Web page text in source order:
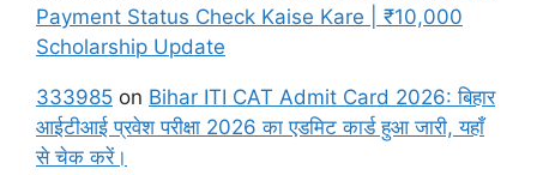
Payment Status Check Kaise Kare | ₹10,000
Scholarship Update
333985 on Bihar ITI CAT Admit Card 2026: बिहार
आईटीआई प्रवेश परीक्षा 2026 का एडमिट कार्ड हुआ जारी, यहाँ
से चेक करें।